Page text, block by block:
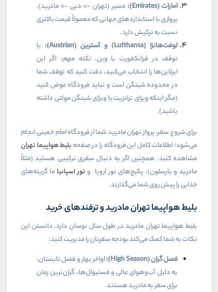
امارات (Emirates
): مسیر (تهران -> دبی -> مادرید).
پروازی با استانداردهای جهانی که معمولاً قیمت بالاتری
نسبت به ترکیش دارد.
لوفت‌هانزا (Lufthansa) و آسترین (Austrian
): با
توقف در فرانکفورت یا وین.نکته مهم: اگر این
ایرلاین‌ها را انتخاب می‌کنید، دقت کنید که توقف شما
در محدوده شینگن است و نباید فرودگاه عوض کنید
(مگر اینکه ویزای ترانزیت یا ویزای شینگن مولتی داشته
باشید).
برای شروع سفر، پرواز تهران مادرید شما از فرودگاه امام خمینی انجام
می‌شود؛ اطلاعات کامل این فرودگاه را در صفحه بلیط هواپیما تهران
مشاهده کنید. همچنین اگر به دنبال سفری ترکیبی هستید (مثلاً
مادرید و بارسلون)، پکیج‌های تور اروپا و تور اسپانیا ما گزینه‌های
جذابی را پیش روی شما می‌گذارند.
بلیط هواپیما تهران مادرید و ترفندهای خرید
بلیط هواپیما تهران مادرید در طول سال نوسان دارد. دانستن این
نکات به شما کمک می‌کند بودجه سفرتان را مدیریت کنید:
فصل گران (High Season
):اواخر بهار و فصل تابستان،
به دلیل آب‌وهوای عالی و فستیوال‌ها، گران‌ترین زمان
برای سفر به مادرید هستند.